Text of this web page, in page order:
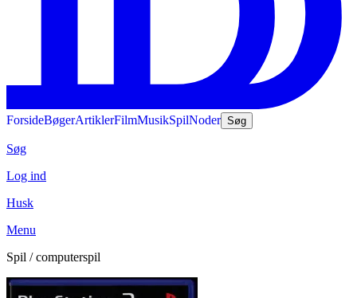
ForsideBøgerArtiklerFilmMusikSpilNoder Søg
Søg
Log ind
Husk
Menu
Spil / computerspil